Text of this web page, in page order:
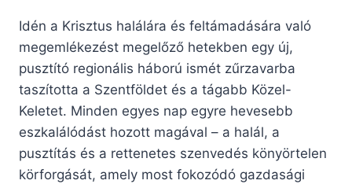
Idén a Krisztus halálára és feltámadására való
megemlékezést megelőző hetekben egy új,
pusztító regionális háború ismét zűrzavarba
taszította a Szentföldet és a tágabb Közel-
Keletet. Minden egyes nap egyre hevesebb
eszkalálódást hozott magával – a halál, a
pusztítás és a rettenetes szenvedés könyörtelen
körforgását, amely most fokozódó gazdasági